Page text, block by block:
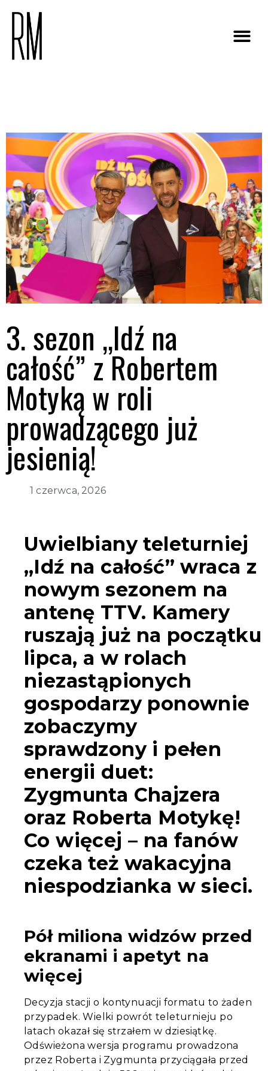
3. sezon „Idź na
całość” z Robertem
Motyką w roli
prowadzącego już
jesienią!
1 czerwca, 2026
Uwielbiany teleturniej
„Idź na całość” wraca z
nowym sezonem na
antenę TTV. Kamery
ruszają już na początku
lipca, a w rolach
niezastąpionych
gospodarzy ponownie
zobaczymy
sprawdzony i pełen
energii duet:
Zygmunta Chajzera
oraz Roberta Motykę!
Co więcej – na fanów
czeka też wakacyjna
niespodzianka w sieci.
Pół miliona widzów przed
ekranami i apetyt na
więcej
Decyzja stacji o kontynuacji formatu to żaden
przypadek. Wielki powrót teleturnieju po
latach okazał się strzałem w dziesiątkę.
Odświeżona wersja programu prowadzona
przez Roberta i Zygmunta przyciągała przed